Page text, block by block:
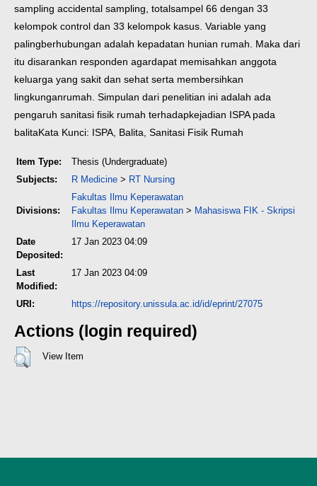
sampling accidental sampling, totalsampel 66 dengan 33
kelompok control dan 33 kelompok kasus. Variable yang
palingberhubungan adalah kepadatan hunian rumah. Maka dari
itu disarankan responden agardapat memisahkan anggota
keluarga yang sakit dan sehat serta membersihkan
lingkunganrumah. Simpulan dari penelitian ini adalah ada
pengaruh sanitasi fisik rumah terhadapkejadian ISPA pada
balitaKata Kunci: ISPA, Balita, Sanitasi Fisik Rumah
Item Type:
Thesis (Undergraduate)
Subjects:
R Medicine > RT Nursing
Divisions:
Fakultas Ilmu Keperawatan
Fakultas Ilmu Keperawatan > Mahasiswa FIK - Skripsi
Ilmu Keperawatan
Date
Deposited:
17 Jan 2023 04:09
Last
Modified:
17 Jan 2023 04:09
URI: https://repository.unissula.ac.id/id/eprint/27075
Actions (login required)
View Item